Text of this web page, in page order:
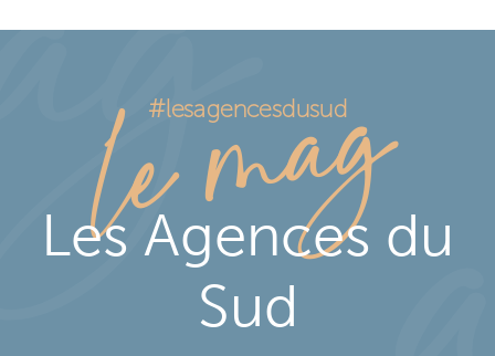
#lesagencesdusud
Les Agences du
Sud
le mag